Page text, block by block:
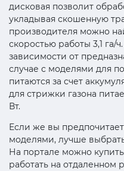
дисковая позволит
укладывая скошенную
производителя можно
скоростью работы 3,1 га/
зависимости от
случае с моделями для
питаются за счет
для стрижки газона
Вт.
Если же вы
моделями, лучше
На портале можно
работать на отдаленном